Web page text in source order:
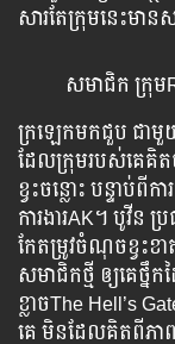
សារ​តែ​ក្រុម​នេះ​មាន​
សមាជិក​ ក្រុម​
ក្រឡេក​មក​ជួប ​ជា
ដែល​ក្រុម​របស់​គេ​គិត​ថ
ខ្វះ​ចន្លោះ បន្ទាប់​ពី​
ការងារ​AK។ បូវីន
កែតម្រូវ​ចំណុច​ខ្វះ
សមាជិក​ថ្មី ឲ្យ​គេ​ថ្
ខ្លាច​The Hell’s
គេ មិន​ដែល​គិត​ពី​ភា